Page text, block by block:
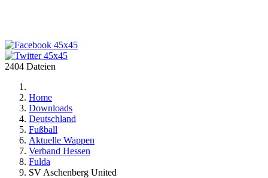
2404 Dateien
Home
Downloads
Deutschland
Fußball
Aktuelle Wappen
Verband Hessen
Fulda
SV Aschenberg United